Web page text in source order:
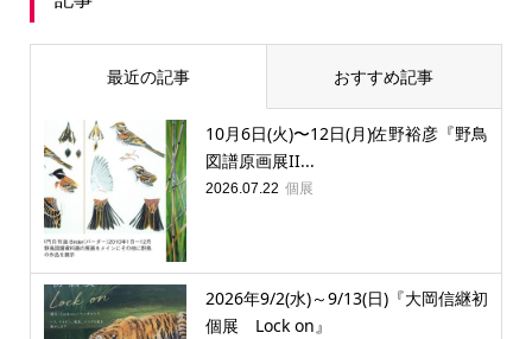
最近の記事 おすすめ記事
10月6日(火)〜12日(月)佐野裕彦『野鳥
図譜原画展II...
2026.07.22 個展
2026年9/2(水)～9/13(日)『大岡信継初
個展 Lock on』